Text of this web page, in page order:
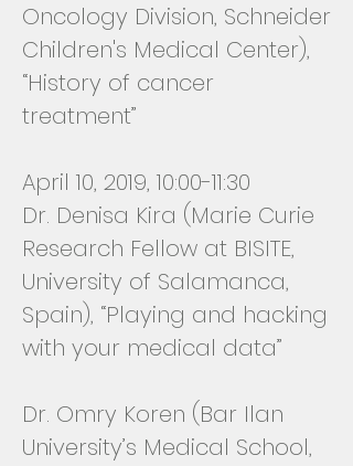
Oncology Division, Schneider
Children's Medical Center),
“History of cancer
treatment”
April 10, 2019, 10:00-11:30
Dr. Denisa Kira (Marie Curie
Research Fellow at BISITE,
University of Salamanca,
Spain), “Playing and hacking
with your medical data”
Dr. Omry Koren (Bar Ilan
University’s Medical School,